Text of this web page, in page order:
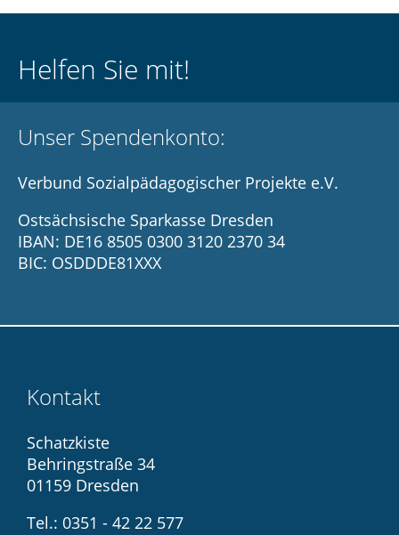
Helfen Sie mit!
Unser Spendenkonto:
Verbund Sozialpädagogischer Projekte e.V.
Ostsächsische Sparkasse Dresden
IBAN: DE16 8505 0300 3120 2370 34
BIC: OSDDDE81XXX
Kontakt
Schatzkiste
Behringstraße 34
01159 Dresden
Tel.: 0351 - 42 22 577